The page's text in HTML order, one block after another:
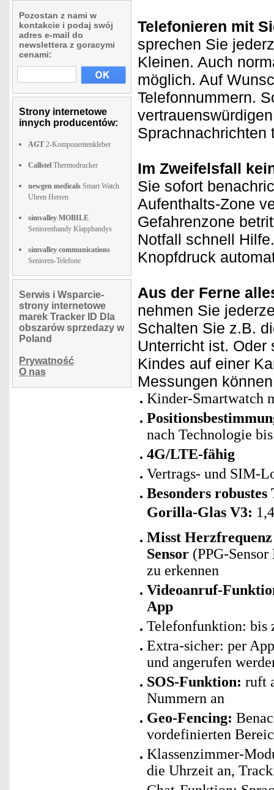
Pozostan z nami w
kontakcie i podaj swój
adres e-mail do
newslettera z goracymi
cenami:
Strony internetowe
innych producentów:
AGT 2-Komponentenkleber
Callstel Thermodrucker
newgen medicals Smart Watch
Uhren Herren
simvalley MOBILE
Seniorenhandy Klapphandys
simvalley communications
Senioren-Telefone
Serwis i Wsparcie-
strony internetowe
marek Tracker ID Dla
obszarów sprzedazy w
Poland
Prywatność
O nas
Telefonieren mit
sprechen Sie
Kleinen. Auch
möglich. Auf
Telefonnummern.
Sprachnachrichten
Im Zweifelsfall
Sie sofort
Aufenthalts-Zone
Gefahrenzone
Notfall schnell
Knopfdruck
Aus der Ferne
nehmen Sie
Schalten Sie z.B.
Unterricht ist.
Kindes auf einer
Messungen
Kinder-Smartwatch
nach Technologie
4G/LTE-fähig
Vertrags- und SIM-
Besonders
Gorilla-Glas V3:
Misst
Sensor (PPG-
zu erkennen
Videoanruf-
App
Telefonfunktion: bis
Extra-sicher: per
und angerufen
SOS-Funktion: ruft
Nummern an
Geo-Fencing:
vordefinierten
Klassenzimmer-
die Uhrzeit an,